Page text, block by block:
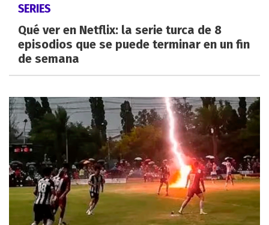
SERIES
Qué ver en Netflix: la serie turca de 8
episodios que se puede terminar en un fin
de semana